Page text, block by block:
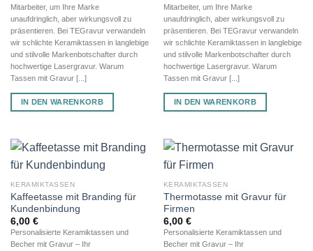
Mitarbeiter, um Ihre Marke
unaufdringlich, aber wirkungsvoll zu
präsentieren. Bei TEGravur verwandeln
wir schlichte Keramiktassen in langlebige
und stilvolle Markenbotschafter durch
hochwertige Lasergravur. Warum
Tassen mit Gravur [...]
IN DEN WARENKORB
Mitarbeiter, um Ihre Marke
unaufdringlich, aber wirkungsvoll zu
präsentieren. Bei TEGravur verwandeln
wir schlichte Keramiktassen in langlebige
und stilvolle Markenbotschafter durch
hochwertige Lasergravur. Warum
Tassen mit Gravur [...]
IN DEN WARENKORB
KERAMIKTASSEN
Kaffeetasse mit Branding für
Kundenbindung
6,00 €
Personalisierte Keramiktassen und
Becher mit Gravur – Ihr
KERAMIKTASSEN
Thermotasse mit Gravur für
Firmen
6,00 €
Personalisierte Keramiktassen und
Becher mit Gravur – Ihr